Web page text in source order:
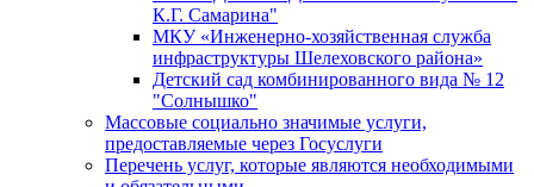
К.Г. Самарина"
МКУ «Инженерно-хозяйственная служба
инфраструктуры Шелеховского района»
Детский сад комбинированного вида № 12
"Солнышко"
Массовые социально значимые услуги,
предоставляемые через Госуслуги
Перечень услуг, которые являются необходимыми